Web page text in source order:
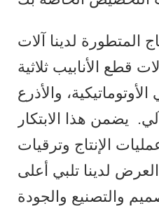
المتطورة لدينا آلات
قطع الأنابيب ثلاثية
الأوتوماتيكية، والأذرع
يضمن هذا الابتكار
الإنتاج وترقيات
لدينا تلبي أعلى